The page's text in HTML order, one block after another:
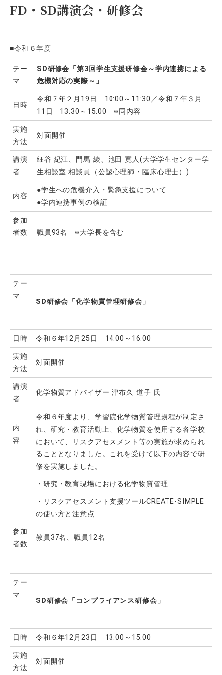
FD・SD講演会・研修会
■令和６年度
テー
マ
SD研修会「第3回学生支援研修会～学内連携による
危機対応の実際～」
日時
令和７年２月19日 10:00～11:30／令和７年３月
11日 13:30～15:00 ※同内容
実施
方法
対面開催
講演
者
細谷 紀江、門馬 綾、池田 寛人(大学学生センター学
生相談室 相談員（公認心理師・臨床心理士）)
内容
●学生への危機介入・緊急支援について
●学内連携事例の検証
参加
者数
職員93名 ※大学長を含む
テー
マ
SD研修会「化学物質管理研修会」
日時 令和６年12月25日 14:00～16:00
実施
方法
対面開催
講演
者
化学物質アドバイザー 津布久 道子 氏
内
容
令和６年度より、学習院化学物質管理規程が制定さ
れ、研究・教育活動上、化学物質を使用する各学校
において、リスクアセスメント等の実施が求められ
ることとなりました。これを受けて以下の内容で研
修を実施しました。
・研究・教育現場における化学物質管理
・リスクアセスメント支援ツールCREATE-SIMPLE
の使い方と注意点
参加
者数
教員37名、職員12名
テー
マ
SD研修会「コンプライアンス研修会」
日時 令和６年12月23日 13:00～15:00
実施
方法
対面開催